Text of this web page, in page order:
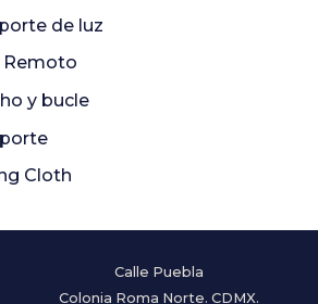
de luz
Remoto
y bucle
Cloth
Calle Puebla
Colonia Roma Norte. CDMX.